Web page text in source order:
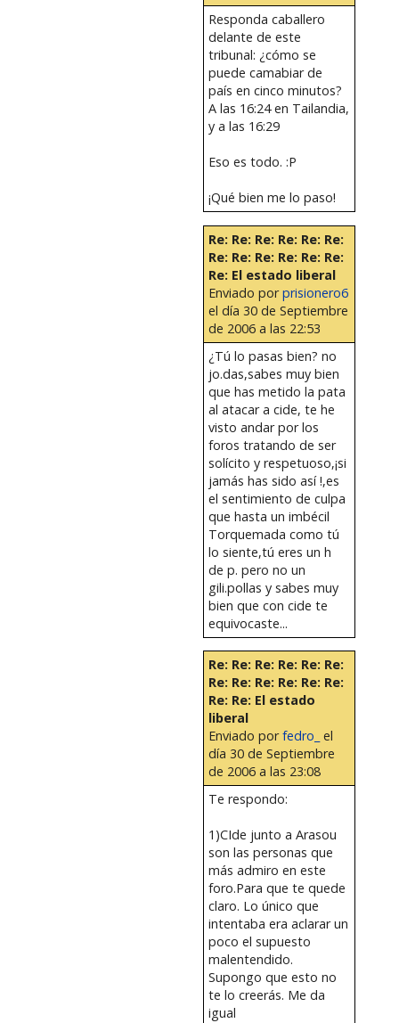
Responda caballero
delante de este
tribunal: ¿cómo se
puede camabiar de
país en cinco minutos?
A las 16:24 en Tailandia,
y a las 16:29
Eso es todo. :P
¡Qué bien me lo paso!
Re: Re: Re: Re: Re: Re:
Re: Re: Re: Re: Re: Re:
Re: El estado liberal
Enviado porprisionero6
el día 30 de Septiembre
de 2006 a las 22:53
¿Tú lo pasas bien? no
jo.das,sabes muy bien
que has metido la pata
al atacar a cide, te he
visto andar por los
foros tratando de ser
solícito y respetuoso,¡si
jamás has sido así !,es
el sentimiento de culpa
que hasta un imbécil
Torquemada como tú
lo siente,tú eres un h
de p. pero no un
gili.pollas y sabes muy
bien que con cide te
equivocaste...
Re: Re: Re: Re: Re: Re:
Re: Re: Re: Re: Re: Re:
Re: Re: El estado
liberal
Enviado porfedro_ el
día 30 de Septiembre
de 2006 a las 23:08
Te respondo:
1)CIde junto a Arasou
son las personas que
más admiro en este
foro.Para que te quede
claro. Lo único que
intentaba era aclarar un
poco el supuesto
malentendido.
Supongo que esto no
te lo creerás. Me da
igual